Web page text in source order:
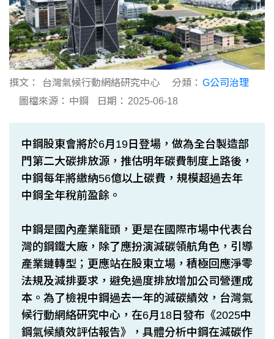
撰文： 台灣氣候行動網絡研究中心 分類： G公司治理
圖檔來源： 中鋼 日期： 2025-06-18
中鋼股東會將於6月19日登場，做為全台製造部
門第二大碳排放源，推估明年碳費制度上路後，
中鋼每年將繳納56億以上碳費，規模超過去年
中鋼全年稅前盈餘。
中鋼是國內產業龍頭，更是在國際市場中代表台
灣的鋼鐵大廠，除了應扮演減碳領航角色，引導
產業鏈轉型；更應站在股東立場，積極回應淨零
法規及減排要求，避免過度排放增加公司營運成
本。為了檢視中鋼過去一年的減碳績效，台灣氣
候行動網絡研究中心，在6月18日發布《2025中
鋼氣候績效評估報告》，具體分析中鋼在減碳作